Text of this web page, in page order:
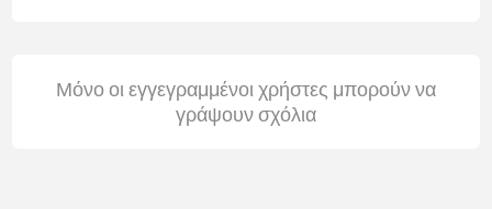
Μόνο οι εγγεγραμμένοι χρήστες μπορούν να
γράψουν σχόλια